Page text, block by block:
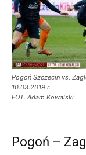
Pogoń Szczecin vs.
10.03.2019 r.
FOT. Adam Kowalski
Pogoń –